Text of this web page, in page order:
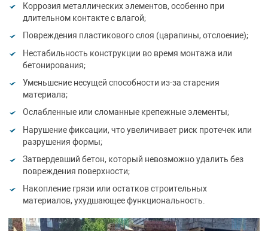
Коррозия металлических элементов, особенно при
длительном контакте с влагой;
Повреждения пластикового слоя (царапины, отслоение);
Нестабильность конструкции во время монтажа или
бетонирования;
Уменьшение несущей способности из-за старения
материала;
Ослабленные или сломанные крепежные элементы;
Нарушение фиксации, что увеличивает риск протечек или
разрушения формы;
Затвердевший бетон, который невозможно удалить без
повреждения поверхности;
Накопление грязи или остатков строительных
материалов, ухудшающее функциональность.